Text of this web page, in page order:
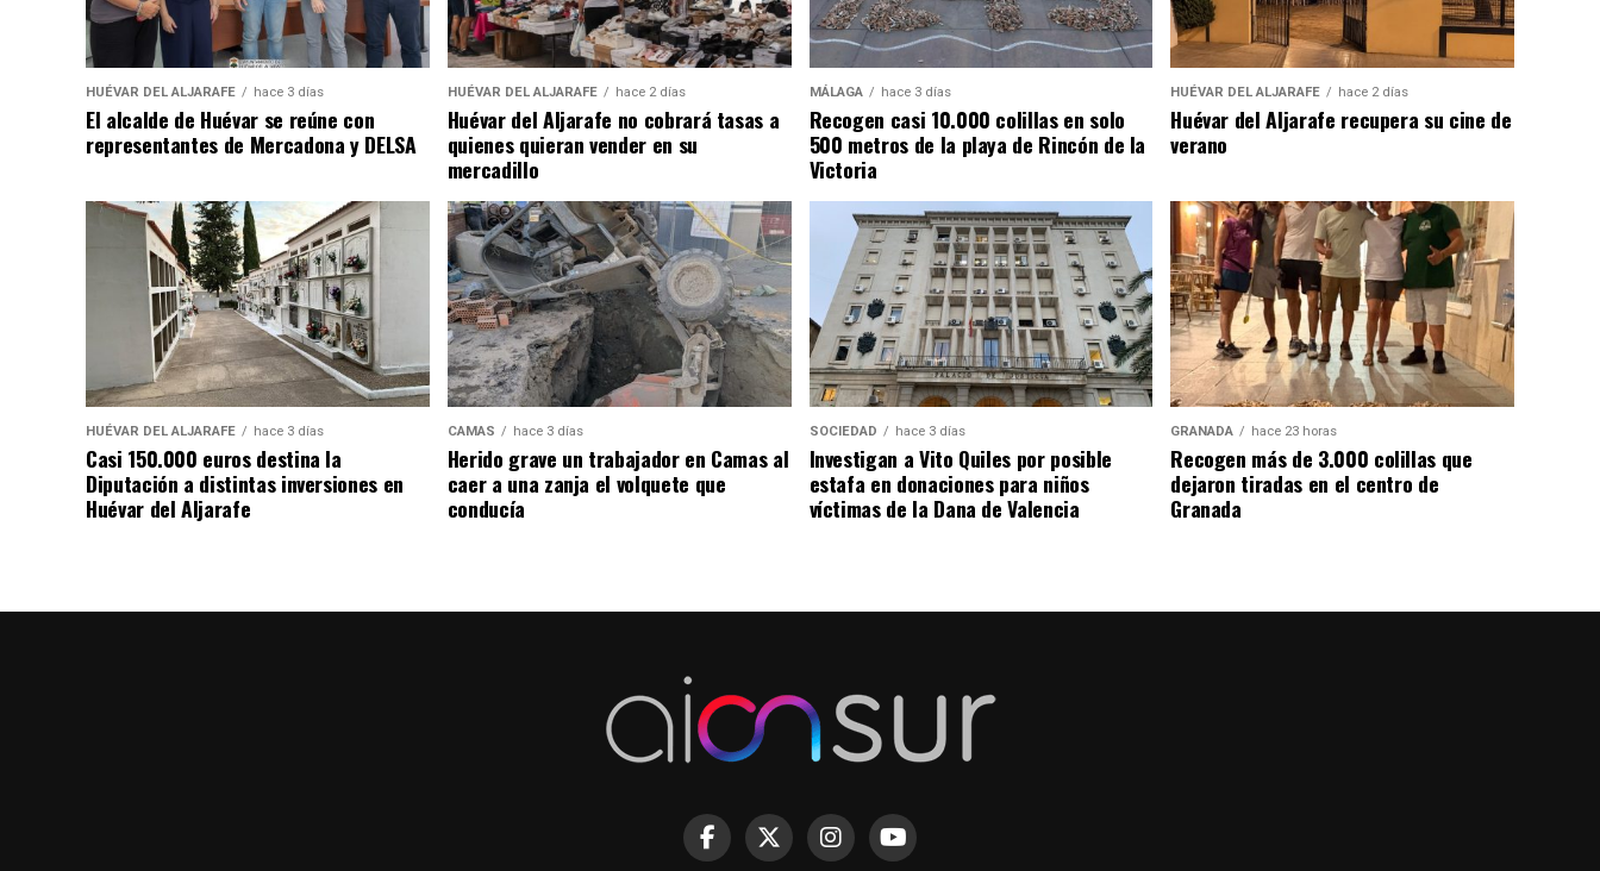
HUÉVAR DEL ALJARAFE hace 3 días
El alcalde de Huévar se reúne con
representantes de Mercadona y DELSA
HUÉVAR DEL ALJARAFE hace 2 días
Huévar del Aljarafe no cobrará tasas a
quienes quieran vender en su
mercadillo
MÁLAGA hace 3 días
Recogen casi 10.000 colillas en solo
500 metros de la playa de Rincón de la
Victoria
HUÉVAR DEL ALJARAFE hace 2 días
Huévar del Aljarafe recupera su cine de
verano
HUÉVAR DEL ALJARAFE hace 3 días
Casi 150.000 euros destina la
Diputación a distintas inversiones en
Huévar del Aljarafe
CAMAS hace 3 días
Herido grave un trabajador en Camas al
caer a una zanja el volquete que
conducía
SOCIEDAD hace 3 días
Investigan a Vito Quiles por posible
estafa en donaciones para niños
víctimas de la Dana de Valencia
GRANADA hace 23 horas
Recogen más de 3.000 colillas que
dejaron tiradas en el centro de
Granada